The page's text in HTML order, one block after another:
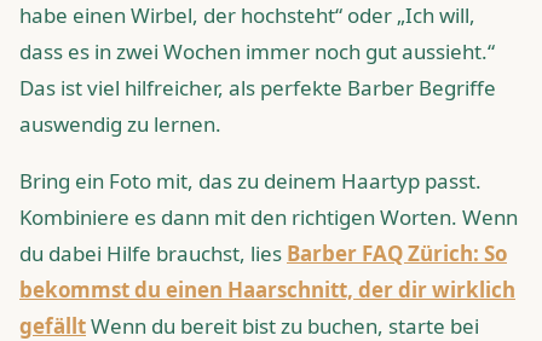
habe einen Wirbel, der hochsteht“ oder „Ich will,
dass es in zwei Wochen immer noch gut aussieht.“
Das ist viel hilfreicher, als perfekte Barber Begriffe
auswendig zu lernen.
Bring ein Foto mit, das zu deinem Haartyp passt.
Kombiniere es dann mit den richtigen Worten. Wenn
du dabei Hilfe brauchst, lies Barber FAQ Zürich: So
bekommst du einen Haarschnitt, der dir wirklich
gefälltWenn du bereit bist zu buchen, starte bei